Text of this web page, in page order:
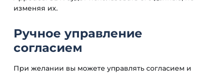
изменяя их.
Ручное управление
согласием
При желании вы можете управлять согласием и